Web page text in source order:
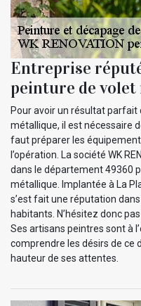
Entreprise
peinture de
Pour avoir un résultat
métallique, il est nécessaire
faut préparer les
l’opération. La société WK
dans le département 49360
métallique. Implantée à La
s’est fait une réputation
habitants. N’hésitez donc
Ses artisans peintres sont à
comprendre les désirs de ce
hauteur de ses attentes.